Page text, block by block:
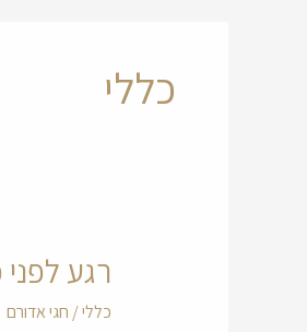
כללי
רגע
כללי/ חגי אדורם
רגע
לפני
כניסת